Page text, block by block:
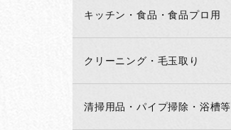
キッチン・食品・食品プロ用
クリーニング・毛玉取り
清掃用品・パイプ掃除・浴槽等